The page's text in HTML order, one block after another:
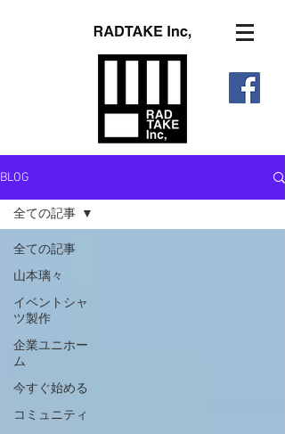
BLOG
全ての記事
山本璃々
イベントシャ
ツ製作
企業ユニホー
ム
今すぐ始める
コミュニティ
全ての記事